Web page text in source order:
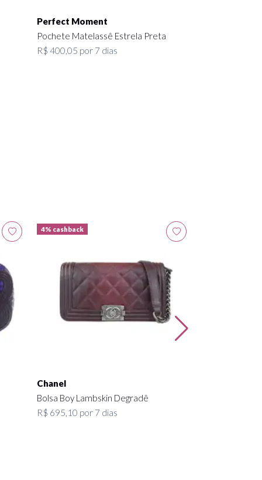
Perfect Moment
Pochete Matelassê Estrela Preta
R$ 400,05 por 7 dias
4% cashback
Chanel
Bolsa Boy Lambskin Degradê
R$ 695,10 por 7 dias